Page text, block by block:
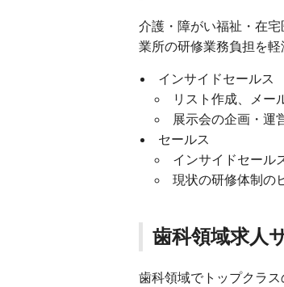
介護・障がい福祉・在
業所の研修業務負担を
インサイドセールス
リスト作成、メー
展示会の企画・運
セールス
インサイドセール
現状の研修体制の
歯科領域求人
歯科領域でトップクラ